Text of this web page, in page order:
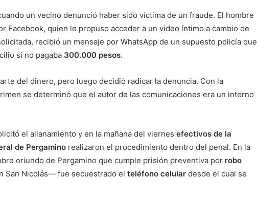
un vecino denunció haber sido víctima de un fraude. El hombre
Facebook, quien le propuso acceder a un video íntimo a cambio de
recibió un mensaje por WhatsApp de un supuesto policía que
si no pagaba 300.000 pesos.
del dinero, pero luego decidió radicar la denuncia. Con la
se determinó que el autor de las comunicaciones era un interno
el allanamiento y en la mañana del viernesefectivos de la
de Pergamino realizaron el procedimiento dentro del penal. En la
oriundo de Pergamino que cumple prisión preventiva por robo
San Nicolás— fue secuestrado elteléfono celular desde el cual se